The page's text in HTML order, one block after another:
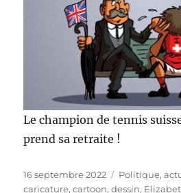
Le champion de tennis
prend sa retraite !
Publié
le
16 septembre 2022 Catégories
Politique,
caricature,cartoon,dessin,